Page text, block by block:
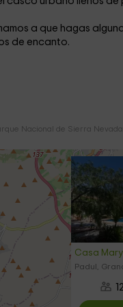
a que hagas
de encanto.
Nacional de Sierra Nevada
Casa Mary
Padul,
12